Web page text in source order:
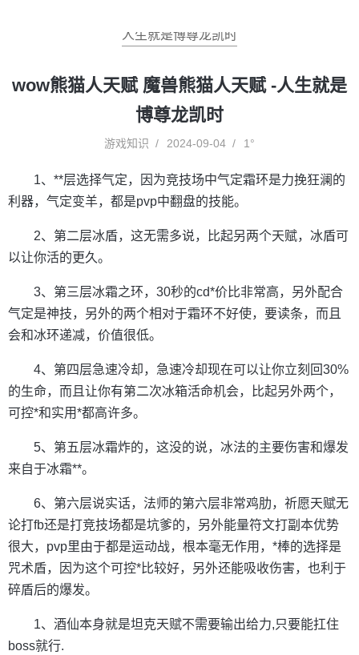
人生就是博尊龙凯时
wow熊猫人天赋 魔兽熊猫人天赋 -人生就是
博尊龙凯时
游戏知识 2024-09-04 1°
1、**层选择气定，因为竞技场中气定霜环是力挽狂澜的
利器，气定变羊，都是pvp中翻盘的技能。
2、第二层冰盾，这无需多说，比起另两个天赋，冰盾可
以让你活的更久。
3、第三层冰霜之环，30秒的cd*价比非常高，另外配合
气定是神技，另外的两个相对于霜环不好使，要读条，而且
会和冰环递减，价值很低。
4、第四层急速冷却，急速冷却现在可以让你立刻回30%
的生命，而且让你有第二次冰箱活命机会，比起另外两个，
可控*和实用*都高许多。
5、第五层冰霜炸的，这没的说，冰法的主要伤害和爆发
来自于冰霜**。
6、第六层说实话，法师的第六层非常鸡肋，祈愿天赋无
论打fb还是打竞技场都是坑爹的，另外能量符文打副本优势
很大，pvp里由于都是运动战，根本毫无作用，*棒的选择是
咒术盾，因为这个可控*比较好，另外还能吸收伤害，也利于
碎盾后的爆发。
1、酒仙本身就是坦克天赋不需要输出给力,只要能扛住
boss就行.